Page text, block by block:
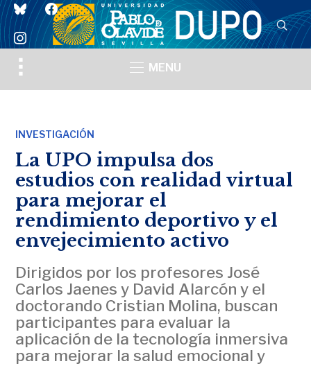
blueskyfacebook
instagram
Toggle
sidebar
MENU
INVESTIGACIÓN
La UPO impulsa dos
estudios con realidad virtual
para mejorar el
rendimiento deportivo y el
envejecimiento activo
Dirigidos por los profesores José
Carlos Jaenes y David Alarcón y el
doctorando Cristian Molina, buscan
participantes para evaluar la
aplicación de la tecnología inmersiva
para mejorar la salud emocional y